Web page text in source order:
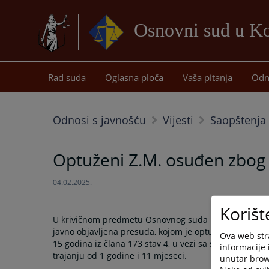
Osnovni sud u
Rad suda Oglasna ploča Vaša pitanja
Odnosi s javnošću Vijesti
Optuženi Z.M. osuđen
04.02.2025.
U krivičnom predmetu Osnovnog suda u Kotor
javno objavljena presuda, kojom je optuženi Z.M.
15 godina iz člana 173 stav 4, u vezi sa stavom 1 i 2
trajanju od 1 godine i 11 mjeseci.
Ova web
informacije
unutar